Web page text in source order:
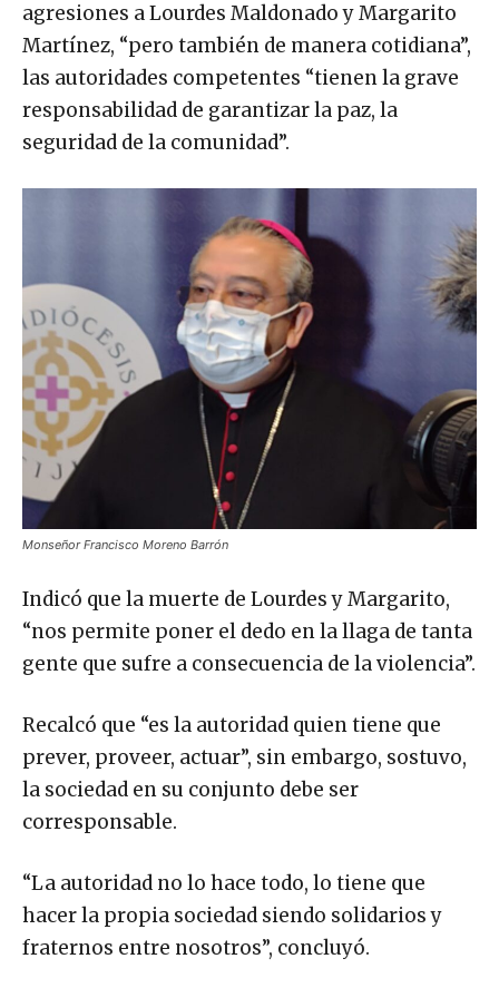
agresiones a Lourdes Maldonado y Margarito
Martínez, “pero también de manera cotidiana”,
las autoridades competentes “tienen la grave
responsabilidad de garantizar la paz, la
seguridad de la comunidad”.
Monseñor Francisco Moreno Barrón
Indicó que la muerte de Lourdes y Margarito,
“nos permite poner el dedo en la llaga de tanta
gente que sufre a consecuencia de la violencia”.
Recalcó que “es la autoridad quien tiene que
prever, proveer, actuar”, sin embargo, sostuvo,
la sociedad en su conjunto debe ser
corresponsable.
“La autoridad no lo hace todo, lo tiene que
hacer la propia sociedad siendo solidarios y
fraternos entre nosotros”, concluyó.